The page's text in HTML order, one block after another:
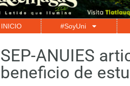
INICIO #SoyUni
SEP-ANUIES
beneficio de